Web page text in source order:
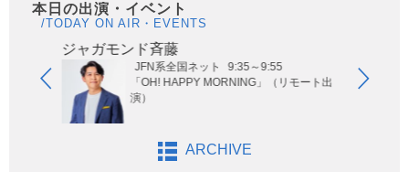
本日の出演・イベント
/TODAY ON AIR・EVENTS
ジャガモンド斉藤
JFN系全国ネット
9:35～9:55
「OH! HAPPY MORNING」（リモート出
演）
ARCHIVE